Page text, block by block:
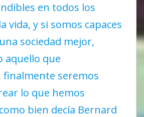
en todos los
vida, y si somos capaces
sociedad mejor,
aquello que
finalmente seremos
lo que hemos
bien decía Bernard